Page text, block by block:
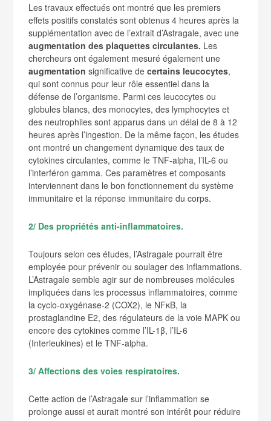
Les travaux effectués ont montré que les premiers
effets positifs constatés sont obtenus 4 heures après la
supplémentation avec de l’extrait d’Astragale, avec une
augmentation des plaquettes circulantes. Les
chercheurs ont également mesuré également une
augmentation significative decertains leucocytes,
qui sont connus pour leur rôle essentiel dans la
défense de l’organisme. Parmi ces leucocytes ou
globules blancs, des monocytes, des lymphocytes et
des neutrophiles sont apparus dans un délai de 8 à 12
heures après l’ingestion. De la même façon, les études
ont montré un changement dynamique des taux de
cytokines circulantes, comme le TNF-alpha, l’IL-6 ou
l’interféron gamma. Ces paramètres et composants
interviennent dans le bon fonctionnement du système
immunitaire et la réponse immunitaire du corps.
2/ Des propriétés anti-inflammatoires.
Toujours selon ces études, l’Astragale pourrait être
employée pour prévenir ou soulager des inflammations.
L’Astragale semble agir sur de nombreuses molécules
impliquées dans les processus inflammatoires, comme
la cyclo-oxygénase-2 (COX2), le NFκB, la
prostaglandine E2, des régulateurs de la voie MAPK ou
encore des cytokines comme l’IL-1β, l’IL-6
(Interleukines) et le TNF-alpha.
3/ Affections des voies respiratoires.
Cette action de l’Astragale sur l’inflammation se
prolonge aussi et aurait montré son intérêt pour réduire